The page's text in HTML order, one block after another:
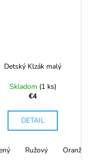
Detský Klzák malý
Skladom (1 ks)
€4
DETAIL
Ružový Oranžový